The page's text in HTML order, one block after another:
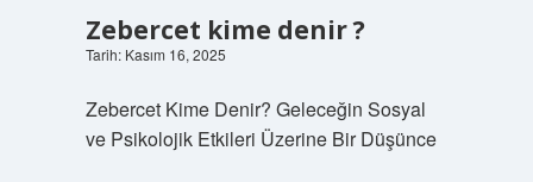
Zebercet kime denir ?
Tarih: Kasım 16, 2025
Zebercet Kime Denir? Geleceğin Sosyal
ve Psikolojik Etkileri Üzerine Bir Düşünce